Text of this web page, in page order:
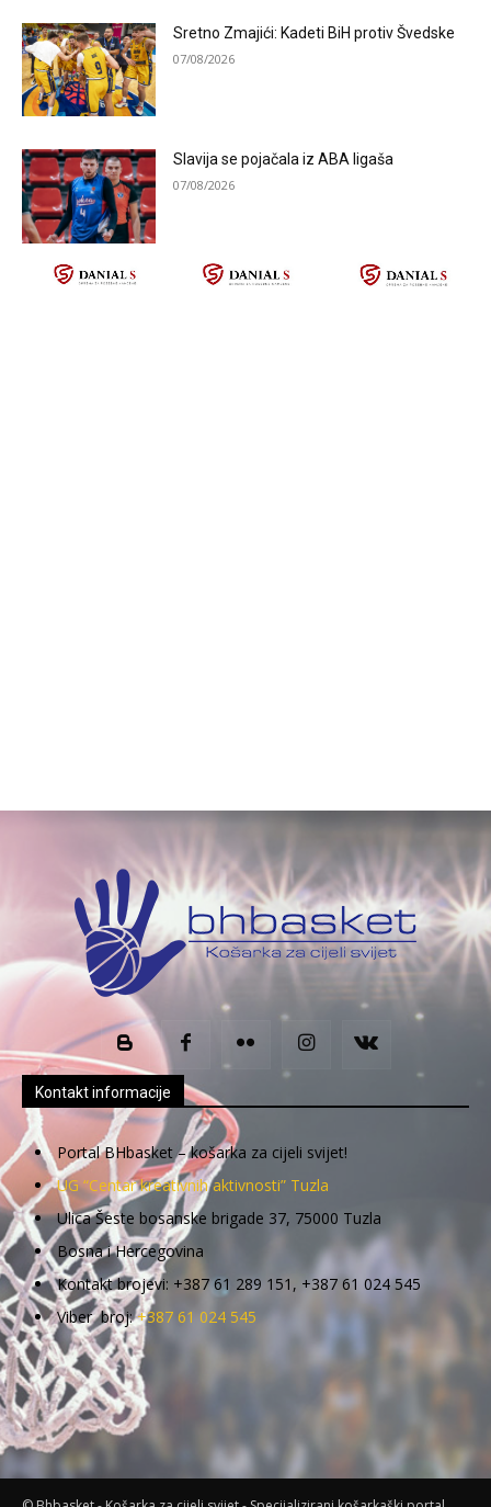
Sretno Zmajići: Kadeti BiH protiv Švedske
07/08/2026
Slavija se pojačala iz ABA ligaša
07/08/2026
Kontakt informacije
Portal BHbasket – košarka za cijeli svijet!
UG “Centar kreativnih aktivnosti” Tuzla
Ulica Šeste bosanske brigade 37, 75000 Tuzla
Bosna i Hercegovina
Kontakt brojevi: +387 61 289 151, +387 61 024 545
Viber broj:+387 61 024 545